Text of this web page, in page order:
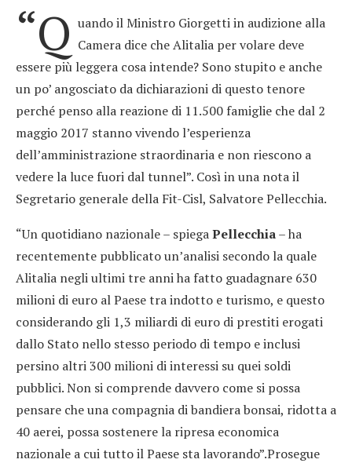
“Q uando il Ministro Giorgetti in audizione alla
Camera dice che Alitalia per volare deve
essere più leggera cosa intende? Sono stupito e anche
un po’ angosciato da dichiarazioni di questo tenore
perché penso alla reazione di 11.500 famiglie che dal 2
maggio 2017 stanno vivendo l’esperienza
dell’amministrazione straordinaria e non riescono a
vedere la luce fuori dal tunnel”. Così in una nota il
Segretario generale della Fit-Cisl, Salvatore Pellecchia.
“Un quotidiano nazionale – spiegaPellecchia– ha
recentemente pubblicato un’analisi secondo la quale
Alitalia negli ultimi tre anni ha fatto guadagnare 630
milioni di euro al Paese tra indotto e turismo, e questo
considerando gli 1,3 miliardi di euro di prestiti erogati
dallo Stato nello stesso periodo di tempo e inclusi
persino altri 300 milioni di interessi su quei soldi
pubblici. Non si comprende davvero come si possa
pensare che una compagnia di bandiera bonsai, ridotta a
40 aerei, possa sostenere la ripresa economica
nazionale a cui tutto il Paese sta lavorando”.Prosegue